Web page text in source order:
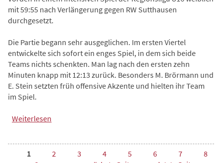
mit 59:55 nach Verlängerung gegen RW Sutthausen
durchgesetzt.
Die Partie begann sehr ausgeglichen. Im ersten Viertel
entwickelte sich sofort ein enges Spiel, in dem sich beide
Teams nichts schenkten. Man lag nach den ersten zehn
Minuten knapp mit 12:13 zurück. Besonders M. Brörmann und
E. Stein setzten früh offensive Akzente und hielten ihr Team
im Spiel.
Weiterlesen
Seiten
1 2 3 4 5 6 7
8